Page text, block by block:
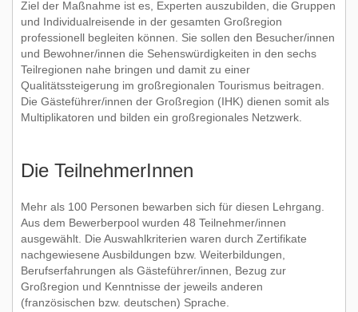
Ziel der Maßnahme ist es, Experten auszubilden, die Gruppen
und Individualreisende in der gesamten Großregion
professionell begleiten können. Sie sollen den Besucher/innen
und Bewohner/innen die Sehenswürdigkeiten in den sechs
Teilregionen nahe bringen und damit zu einer
Qualitätssteigerung im großregionalen Tourismus beitragen.
Die Gästeführer/innen der Großregion (IHK) dienen somit als
Multiplikatoren und bilden ein großregionales Netzwerk.
Die TeilnehmerInnen
Mehr als 100 Personen bewarben sich für diesen Lehrgang.
Aus dem Bewerberpool wurden 48 Teilnehmer/innen
ausgewählt. Die Auswahlkriterien waren durch Zertifikate
nachgewiesene Ausbildungen bzw. Weiterbildungen,
Berufserfahrungen als Gästeführer/innen, Bezug zur
Großregion und Kenntnisse der jeweils anderen
(französischen bzw. deutschen) Sprache.